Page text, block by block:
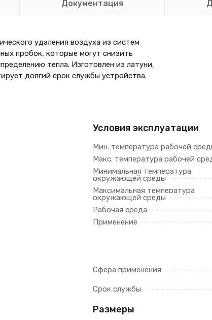
Документация
удаления воздуха из систем
пробок, которые могут снизить
тепла. Изготовлен из латуни,
долгий срок службы устройства.
Условия эксплуатации
Мин. температура рабочей
Макс. температура рабочей
Минимальная температура
окружающей среды
Максимальная температура
окружающей среды
Рабочая среда
Применение
Сфера применения
Срок службы
Размеры